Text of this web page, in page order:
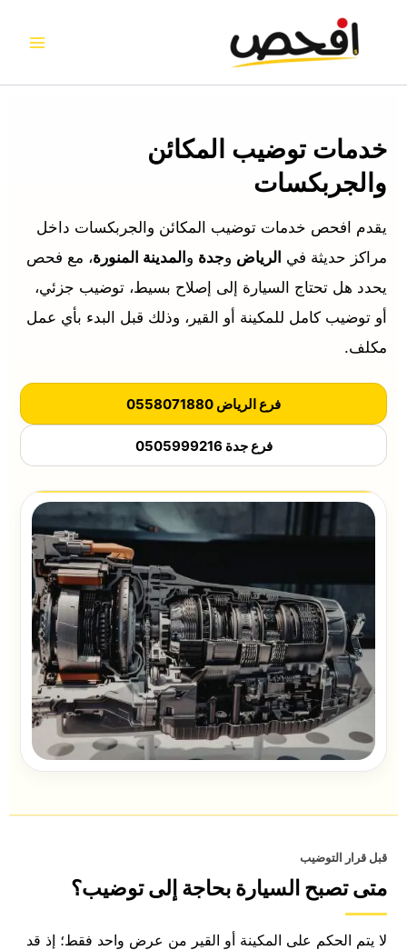
خدمات توضيب المكائن
والجربكسات
يقدم افحص خدمات توضيب المكائن والجربكسات داخل
مراكز حديثة في الرياض وجدة و المدينة المنورة، مع فحص
يحدد هل تحتاج السيارة إلى إصلاح بسيط، توضيب جزئي،
أو توضيب كامل للمكينة أو القير، وذلك قبل البدء بأي عمل
مكلف.
فرع الرياض 0558071880
فرع جدة 0505999216
قبل قرار التوضيب
متى تصبح السيارة بحاجة إلى توضيب؟
لا يتم الحكم على المكينة أو القير من عرض واحد فقط؛ إذ قد